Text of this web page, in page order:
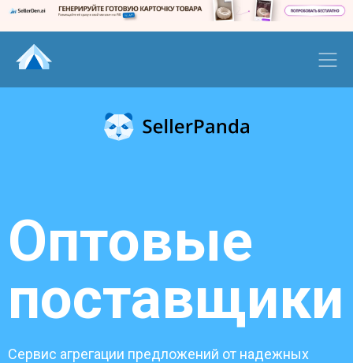
Оптовые
поставщики
Сервис агрегации предложений от надежных